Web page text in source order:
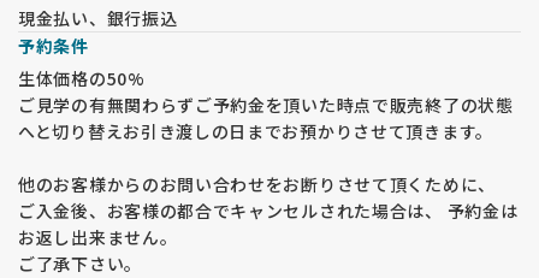
現金払い、銀行振込
予約条件
生体価格の50%
ご見学の有無関わらずご予約金を頂いた時点で販売終了の状態
へと切り替えお引き渡しの日までお預かりさせて頂きます。
他のお客様からのお問い合わせをお断りさせて頂くために、
ご入金後、お客様の都合でキャンセルされた場合は、 予約金は
お返し出来ません。
ご了承下さい。